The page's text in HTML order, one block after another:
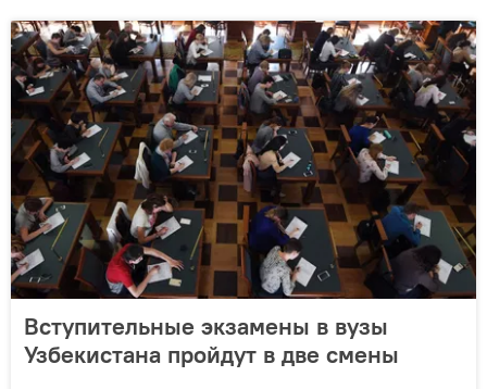
Вступительные экзамены в вузы
Узбекистана пройдут в две смены